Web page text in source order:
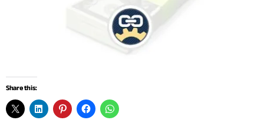
Share this: